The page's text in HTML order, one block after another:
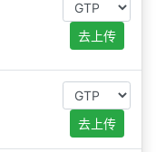
去上传
去上传